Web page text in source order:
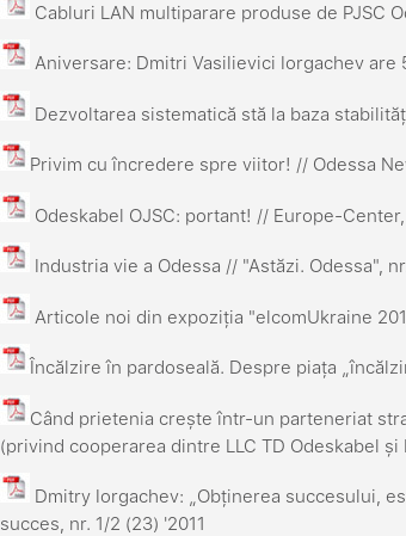
Cabluri LAN multiparare produse de PJSC
Aniversare: Dmitri Vasilievici Iorgachev are
Dezvoltarea sistematică stă la baza
Privim cu încredere spre viitor! // Odessa
Odeskabel OJSC: portant! // Europe-Center,
Industria vie a Odessa // "Astăzi. Odessa",
Articole noi din expoziția "elcomUkraine
Încălzire în pardoseală. Despre piața
Când prietenia crește într-un parteneriat
(privind cooperarea dintre LLC TD Odeskabel și
Dmitry Iorgachev: „Obținerea succesului,
succes, nr. 1/2 (23) '2011